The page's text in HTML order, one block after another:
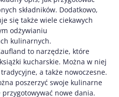
składników. Dodatkowo,
się także wiele ciekawych
odżywianiu
kulinarnych.
to narzędzie, które
kucharskie. Można w niej
a także nowoczesne.
poszerzyć swoje kulinarne
nowe dania.